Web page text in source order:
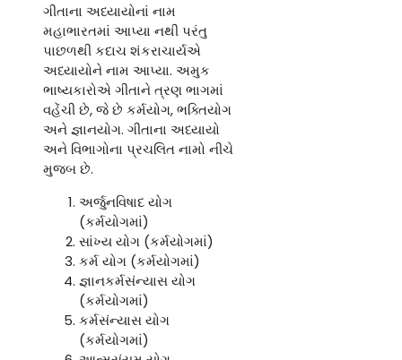
ગીતાના અધ્યાયોનાં નામ
મહાભારતમાં આપ્યા નથી પરંતુ
પાછળથી કદાચ શંકરાચાર્યએ
અધ્યાયોને નામ આપ્યા. અમુક
ભાષ્યકારોએ ગીતાને ત્રણ ભાગમાં
વહેંચી છે, જે છે કર્મયોગ, ભક્તિયોગ
અને જ્ઞાનયોગ. ગીતાના અધ્યાયો
અને વિભાગોના પ્રચલિત નામો નીચે
મુજબ છે.
અર્જુનવિષાદ યોગ
(કર્મયોગમાં)
સાંખ્ય યોગ (કર્મયોગમાં)
કર્મ યોગ (કર્મયોગમાં)
જ્ઞાનકર્મસંન્યાસ યોગ
(કર્મયોગમાં)
કર્મસંન્યાસ યોગ
(કર્મયોગમાં)